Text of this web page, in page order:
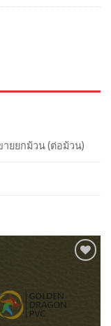
ยยกม้วน (ต่อม้วน)
Wishlist